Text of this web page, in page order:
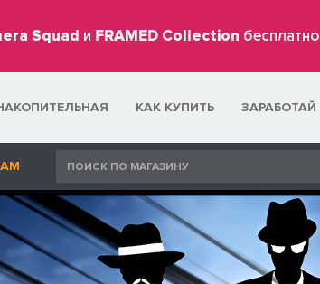
Squad и FRAMED Collection бесплатно
КАК КУПИТЬ ЗАРАБОТАЙ